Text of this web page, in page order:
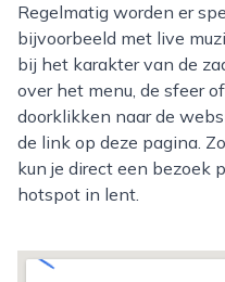
Regelmatig worden er
bijvoorbeeld met live
bij het karakter van de
over het menu, de sfeer
doorklikken naar de
de link op deze pagina.
kun je direct een bezoek
hotspot in lent.